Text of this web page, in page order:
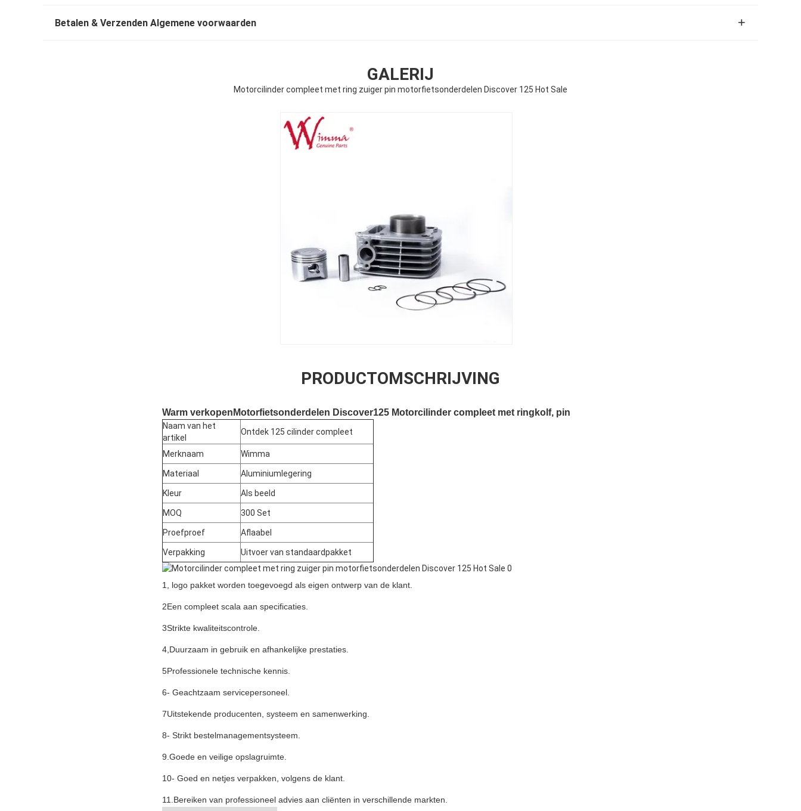
Betalen & Verzenden Algemene voorwaarden
GALERIJ
Motorcilinder compleet met ring zuiger pin motorfietsonderdelen Discover 125 Hot Sale
PRODUCTOMSCHRIJVING
Warm verkopen Motorfietsonderdelen Discover125 Motorcilinder compleet met ringkolf, pin
Naam van het
artikel
Ontdek 125 cilinder compleet
Merknaam Wimma
Materiaal Aluminiumlegering
Kleur Als beeld
MOQ 300 Set
Proefproef Aflaabel
Verpakking Uitvoer van standaardpakket
1, logo pakket worden toegevoegd als eigen ontwerp van de klant.
2Een compleet scala aan specificaties.
3Strikte kwaliteitscontrole.
4,Duurzaam in gebruik en afhankelijke prestaties.
5Professionele technische kennis.
6- Geachtzaam servicepersoneel.
7Uitstekende producenten, systeem en samenwerking.
8- Strikt bestelmanagementsysteem.
9.Goede en veilige opslagruimte.
10- Goed en netjes verpakken, volgens de klant.
11.Bereiken van professioneel advies aan cliënten in verschillende markten.